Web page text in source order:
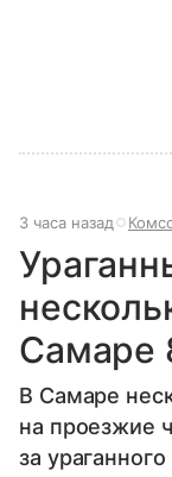
3 часа назад
Самаре
В Самаре
на проезжие
за